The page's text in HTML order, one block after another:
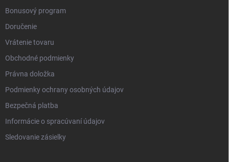
Bonusový program
Doručenie
Vrátenie tovaru
Obchodné podmienky
Právna doložka
Podmienky ochrany osobných údajov
Bezpečná platba
Informácie o spracúvaní údajov
Sledovanie zásielky